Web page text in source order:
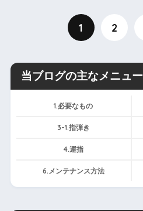
1 2
当ブログの主なメニュー
1.必要なもの
3-1.指弾き
4.運指
6.メンテナンス方法